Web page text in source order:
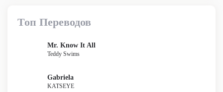
Топ Переводов
Mr. Know It All
Teddy Swims
Gabriela
KATSEYE